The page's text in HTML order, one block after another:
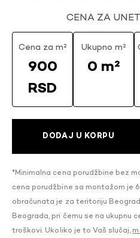
CENA ZA
Cena za m²
900
RSD
Ukupno m²
0 m²
DODAJ U KORPU
*Minimalna cena porudžbine bez
cena porudžbine sa montažom je
obračunata je za teritoriju
Beograda, pri čemu se na ukupnu
troškovi. Ukoliko je to Vaš slučaj,